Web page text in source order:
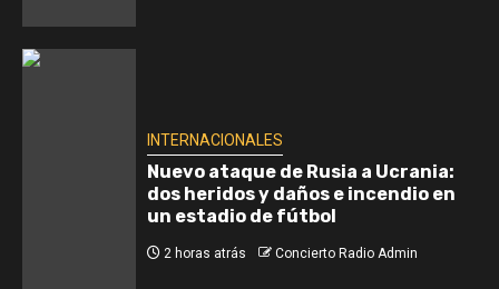
INTERNACIONALES
Nuevo ataque de Rusia a Ucrania:
dos heridos y daños e incendio en
un estadio de fútbol
2 horas atrás Concierto Radio Admin